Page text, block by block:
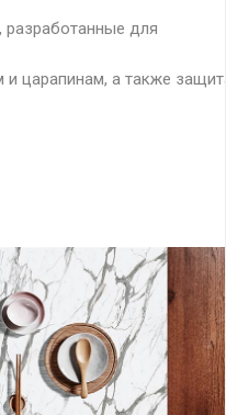
для
и царапинам, а также